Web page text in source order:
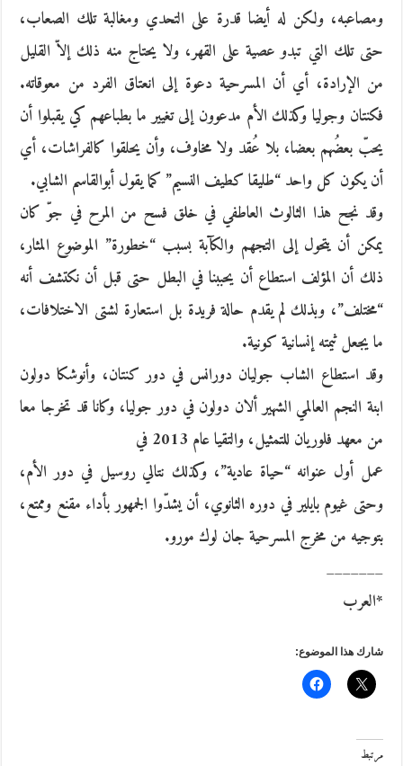
ومصاعبه، ولكن له أيضا قدرة على التحدي ومغالبة تلك الصعاب،
حتى تلك التي تبدو عصية على القهر، ولا يحتاج منه ذلك إلاّ القليل
من الإرادة، أي أن المسرحية دعوة إلى انعتاق الفرد من معوقاته.
فكنتان وجوليا وكذلك الأم مدعوون إلى تغيير ما بطباعهم كي يقبلوا أن
يحبّ بعضُهم بعضا، بلا عُقد ولا مخاوف، وأن يحلقوا كالفراشات، أي
أن يكون كل واحد “طليقا كطيف النسيم” كما يقول أبوالقاسم الشابي.
وقد نجح هذا الثالوث العاطفي في خلق فسح من المرح في جوّ كان
يمكن أن يتحول إلى التجهم والكآبة بسبب “خطورة” الموضوع المثار،
ذلك أن المؤلف استطاع أن يحببنا في البطل حتى قبل أن نكتشف أنه
“مختلف”، وبذلك لم يقدم حالة فريدة بل استعارة لشتى الاختلافات،
ما يجعل ثيمته إنسانية كونية.
وقد استطاع الشاب جوليان دورانس في دور كنتان، وأنوشكا دولون
ابنة النجم العالمي الشهير ألان دولون في دور جوليا، وكانا قد تخرجا معا
من معهد فلوريان للتمثيل، والتقيا عام 2013 في
عمل أول عنوانه “حياة عادية”، وكذلك نتالي روسيل في دور الأم،
وحتى غيوم بايلير في دوره الثانوي، أن يشدّوا الجمهور بأداء مقنع وممتع،
بتوجيه من مخرج المسرحية جان لوك مورو.
_______
*العرب
شارك هذا الموضوع:
مرتبط